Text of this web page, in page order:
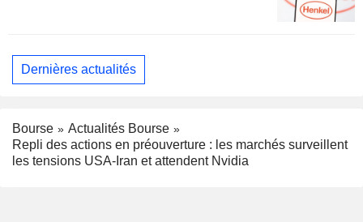
Dernières actualités
Bourse
Actualités Bourse
Repli des actions en préouverture : les marchés surveillent
les tensions USA-Iran et attendent Nvidia